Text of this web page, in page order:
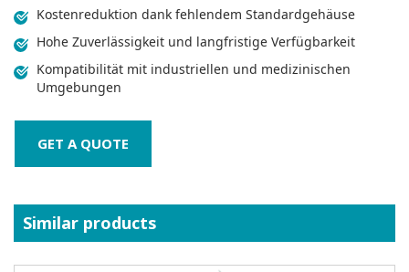
Kostenreduktion dank fehlendem Standardgehäuse
Hohe Zuverlässigkeit und langfristige Verfügbarkeit
Kompatibilität mit industriellen und medizinischen
Umgebungen
GET A QUOTE
Similar products